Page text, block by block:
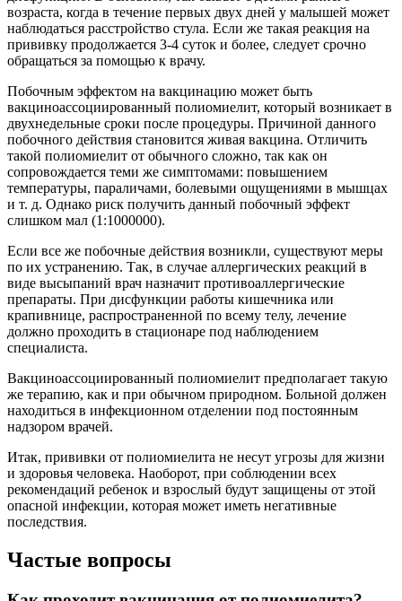
возраста, когда в течение первых двух дней у малышей может
наблюдаться расстройство стула. Если же такая реакция на
прививку продолжается 3-4 суток и более, следует срочно
обращаться за помощью к врачу.
Побочным эффектом на вакцинацию может быть
вакциноассоциированный полиомиелит, который возникает в
двухнедельные сроки после процедуры. Причиной данного
побочного действия становится живая вакцина. Отличить
такой полиомиелит от обычного сложно, так как он
сопровождается теми же симптомами: повышением
температуры, параличами, болевыми ощущениями в мышцах
и т. д. Однако риск получить данный побочный эффект
слишком мал (1:1000000).
Если все же побочные действия возникли, существуют меры
по их устранению. Так, в случае аллергических реакций в
виде высыпаний врач назначит противоаллергические
препараты. При дисфункции работы кишечника или
крапивнице, распространенной по всему телу, лечение
должно проходить в стационаре под наблюдением
специалиста.
Вакциноассоциированный полиомиелит предполагает такую
же терапию, как и при обычном природном. Больной должен
находиться в инфекционном отделении под постоянным
надзором врачей.
Итак, прививки от полиомиелита не несут угрозы для жизни
и здоровья человека. Наоборот, при соблюдении всех
рекомендаций ребенок и взрослый будут защищены от этой
опасной инфекции, которая может иметь негативные
последствия.
Частые вопросы